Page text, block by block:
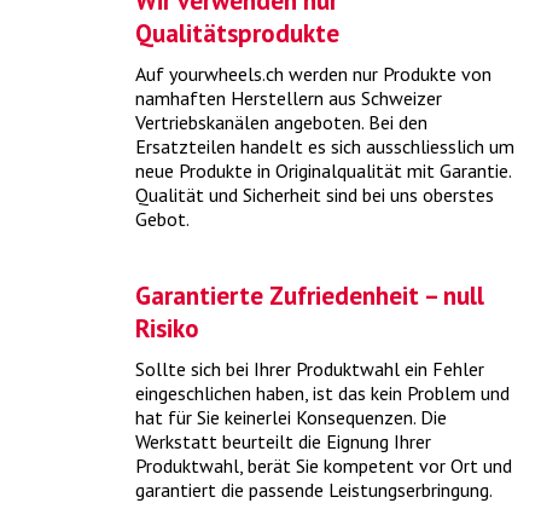
Was kostet ein MFK-Check?
Motorfahrzeugkontrolle. > mehr
Qualitätsprodukte
Auf yourwheels.ch werden nur Produkte von
namhaften Herstellern aus Schweizer
Vertriebskanälen angeboten. Bei den
Ersatzteilen handelt es sich ausschliesslich um
neue Produkte in Originalqualität mit Garantie.
Qualität und Sicherheit sind bei uns oberstes
Gebot.
Garantierte Zufriedenheit – null
Risiko
Sollte sich bei Ihrer Produktwahl ein Fehler
eingeschlichen haben, ist das kein Problem und
hat für Sie keinerlei Konsequenzen. Die
Werkstatt beurteilt die Eignung Ihrer
Produktwahl, berät Sie kompetent vor Ort und
garantiert die passende Leistungserbringung.